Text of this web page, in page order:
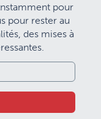
pour
pour rester au
des mises à